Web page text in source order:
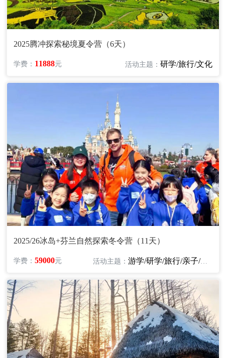
2025腾冲探索秘境夏令营（6天）
学费： 11888元 活动主题： 研学/旅行/文化
2025/26冰岛+芬兰自然探索冬令营（11天）
学费：59000元 活动主题：游学/研学/旅行/亲子/探险/自然